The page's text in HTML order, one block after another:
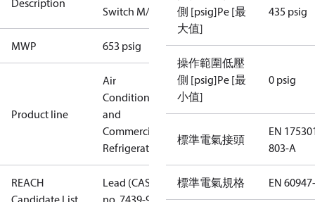
Description
Switch M/10
MWP 653 psig
Product line
Air
Conditioning
and
Commercial
Refrigeration
REACH
Candidate List
Lead (CAS
no. 7439-92-
側 [psig]Pe [最
大值]
435 psig
操作範圍低壓
側 [psig]Pe [最
小值]
0 psig
標準電氣接頭
EN
803-A
標準電氣規格 EN